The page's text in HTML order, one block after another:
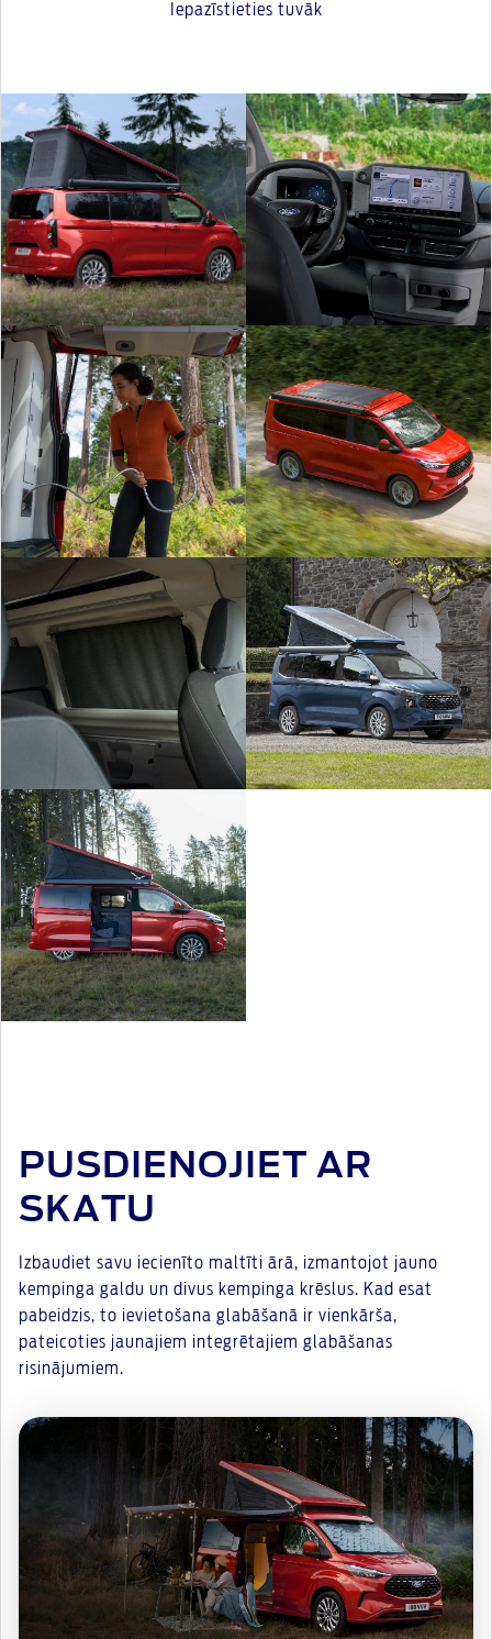
Iepazīstieties tuvāk
PUSDIENOJIET AR
SKATU
Izbaudiet savu iecienīto maltīti ārā, izmantojot jauno
kempinga galdu un divus kempinga krēslus. Kad esat
pabeidzis, to ievietošana glabāšanā ir vienkārša,
pateicoties jaunajiem integrētajiem glabāšanas
risinājumiem.